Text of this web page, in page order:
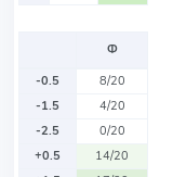
Ф
-0.5
8/20
-1.5
4/20
-2.5
0/20
+0.5
14/20